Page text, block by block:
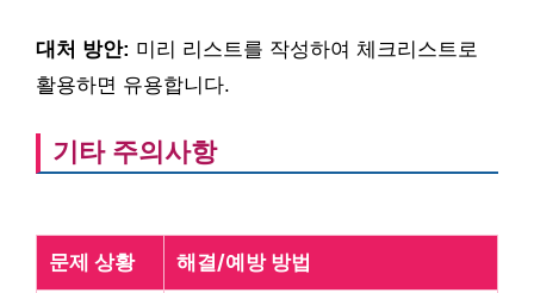
대처 방안: 미리 리스트를 작성하여 체크리스트로
활용하면 유용합니다.
기타 주의사항
문제 상황 해결/예방 방법